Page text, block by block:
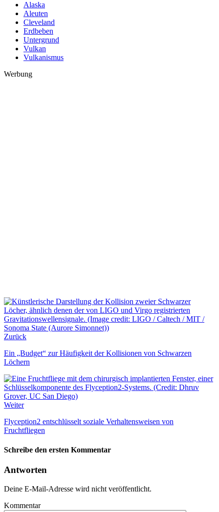
Alaska
Aleuten
Cleveland
Erdbeben
Untergrund
Vulkan
Vulkanismus
Werbung
Zurück
Ein „Budget“ zur Häufigkeit der Kollisionen von Schwarzen
Löchern
Weiter
Flyception2 entschlüsselt soziale Verhaltensweisen von
Fruchtfliegen
Schreibe den ersten Kommentar
Antworten
Deine E-Mail-Adresse wird nicht veröffentlicht.
Kommentar